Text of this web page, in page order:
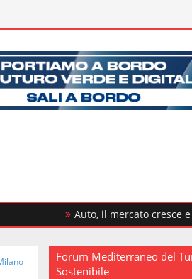
Auto, il mercato cresce e la
Forum Mediterraneo del
Sostenibile